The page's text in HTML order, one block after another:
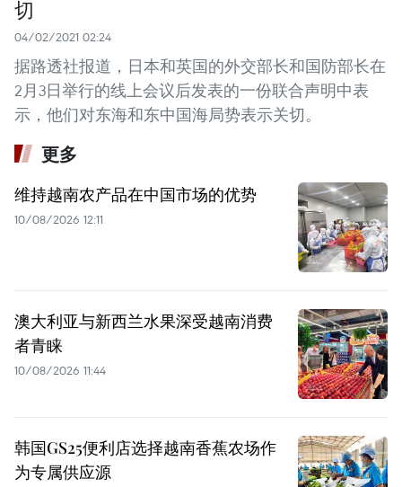
切
04/02/2021 02:24
据路透社报道，日本和英国的外交部长和国防部长在
2月3日举行的线上会议后发表的一份联合声明中表
示，他们对东海和东中国海局势表示关切。
更多
维持越南农产品在中国市场的优势
10/08/2026 12:11
澳大利亚与新西兰水果深受越南消费
者青睐
10/08/2026 11:44
韩国GS25便利店选择越南香蕉农场作
为专属供应源